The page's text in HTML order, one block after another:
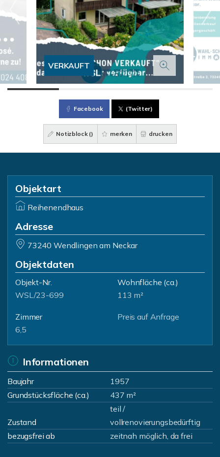
VERKAUFT
Facebook (Twitter)
Notizblock () merken drucken
Objektart
Reihenendhaus
Adresse
73240 Wendlingen am Neckar
Objektdaten
Objekt-Nr.
WSL/23-699
Wohnfläche (ca.)
113 m²
Zimmer
6,5
Preis auf Anfrage
Informationen
Baujahr
1957
Grundstücksfläche (ca.)
437 m²
Zustand
teil /
vollrenovierungsbedürftig
bezugsfrei ab
zeitnah möglich, da frei